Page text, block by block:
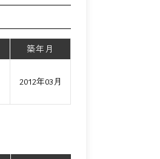
築年月
2012年03月